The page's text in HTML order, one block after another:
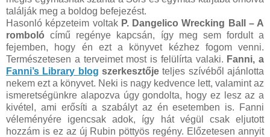
találják meg a boldog befejezést.
Hasonló képzeteim voltakP. Dangelico Wrecking Ball – A
romboló című regénye kapcsán, így meg sem fordult a
fejemben, hogy én ezt a könyvet kézhez fogom venni.
Természetesen a terveimet most is felülírta valaki. Fanni, a
Fanni’s Library blog szerkesztője teljes szívéből ajánlotta
nekem ezt a könyvet. Neki is nagy kedvence lett, valamint az
ismeretségünkre alapozva úgy gondolta, hogy ez lesz az a
kivétel, ami erősíti a szabályt az én esetemben is. Fanni
véleményére igencsak adok, így hát végül csak eljutott
hozzám is ez az új Rubin pöttyös regény. Előzetesen annyit